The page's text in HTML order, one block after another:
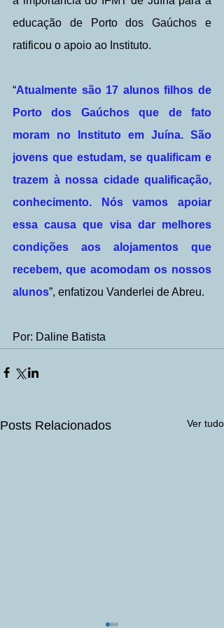
educação de Porto dos Gaúchos e
ratificou o apoio ao Instituto.
“Atualmente são 17 alunos filhos de
Porto dos Gaúchos que de fato
moram no Instituto em Juína. São
jovens que estudam, se qualificam e
trazem à nossa cidade qualificação,
conhecimento. Nós vamos apoiar
essa causa que visa dar melhores
condições aos alojamentos que
recebem, que acomodam os nossos
alunos”, enfatizou Vanderlei de Abreu.
Por: Daline Batista
Posts Relacionados Ver tudo